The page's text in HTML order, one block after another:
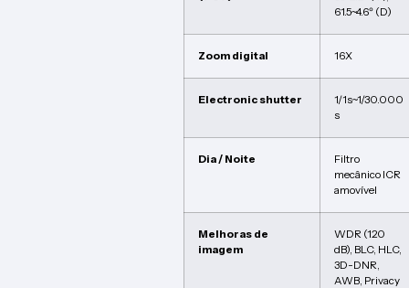
61.5~4.6º (D)
Zoom digital 16X
Electronic shutter
1/1s~1/30.000
s
Dia / Noite
Filtro
mecânico ICR
amovível
Melhoras de
imagem
WDR (120
dB), BLC, HLC,
3D-DNR,
AWB, Privacy